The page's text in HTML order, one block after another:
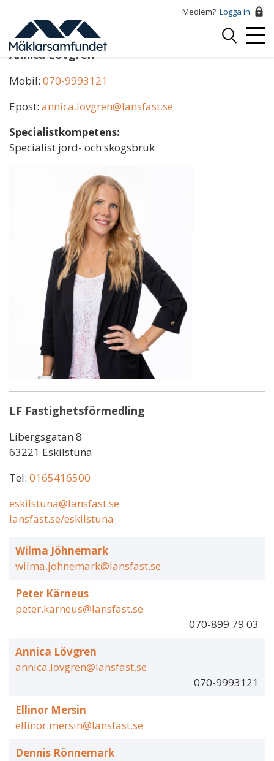
huvudinnehåll
Medlem? Logga in
Logga
Annica Lövgren
Mobil: 070-9993121
Epost: annica.lovgren@lansfast.se
Specialistkompetens:
Specialist jord- och skogsbruk
LF Fastighetsförmedling
Libergsgatan 8
63221 Eskilstuna
Tel: 0165416500
eskilstuna@lansfast.se
lansfast.se/eskilstuna
Wilma Jöhnemark
wilma.johnemark@lansfast.se
Peter Kärneus
peter.karneus@lansfast.se
070-899 79 03
Annica Lövgren
annica.lovgren@lansfast.se
070-9993121
Ellinor Mersin
ellinor.mersin@lansfast.se
Dennis Rönnemark